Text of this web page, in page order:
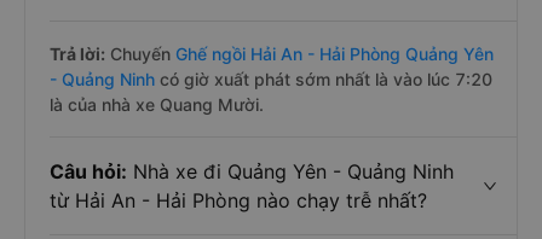
Trả lời: Chuyến Ghế ngồi Hải An - Hải Phòng Quảng Yên
- Quảng Ninh có giờ xuất phát sớm nhất là vào lúc 7:20
là của nhà xe Quang Mười.
Câu hỏi: Nhà xe đi Quảng Yên - Quảng Ninh
từ Hải An - Hải Phòng nào chạy trễ nhất?